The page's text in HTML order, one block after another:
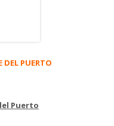
DEL PUERTO
Puerto